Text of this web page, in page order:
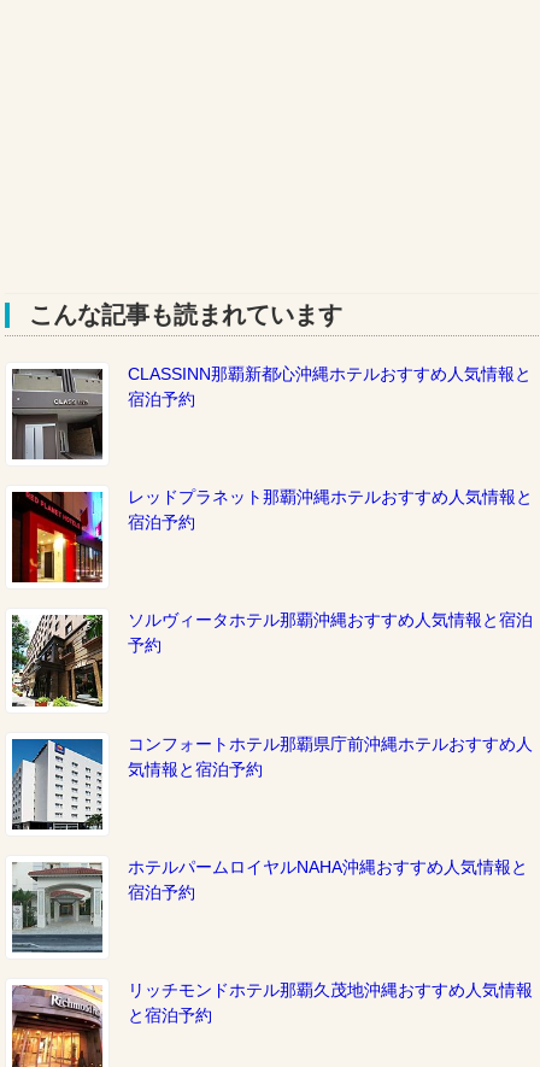
こんな記事も読まれています
CLASSINN那覇新都心沖縄ホテルおすすめ人気情報と
宿泊予約
レッドプラネット那覇沖縄ホテルおすすめ人気情報と
宿泊予約
ソルヴィータホテル那覇沖縄おすすめ人気情報と宿泊
予約
コンフォートホテル那覇県庁前沖縄ホテルおすすめ人
気情報と宿泊予約
ホテルパームロイヤルNAHA沖縄おすすめ人気情報と
宿泊予約
リッチモンドホテル那覇久茂地沖縄おすすめ人気情報
と宿泊予約